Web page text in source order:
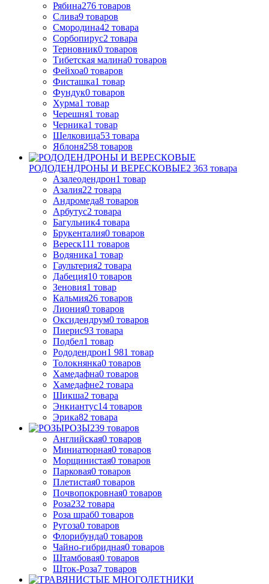
Рябина276 товаров
Слива9 товаров
Смородина42 товара
Сорбопирус2 товара
Терновник0 товаров
Тибетская малина0 товаров
Фейхоа0 товаров
Фисташка1 товар
Фундук0 товаров
Хурма1 товар
Черешня1 товар
Черника1 товар
Шелковица53 товара
Яблоня258 товаров
РОДОДЕНДРОНЫ И ВЕРЕСКОВЫЕ2 363 товара
Азалеодендрон1 товар
Азалия22 товара
Андромеда8 товаров
Арбутус2 товара
Багульник4 товара
Брукенталия0 товаров
Вереск111 товаров
Водяника1 товар
Гаультерия2 товара
Дабеция10 товаров
Зеновия1 товар
Кальмия26 товаров
Лиония0 товаров
Оксидендрум0 товаров
Пиерис93 товара
Подбел1 товар
Рододендрон1 981 товар
Толокнянка0 товаров
Хамедафна0 товаров
Хамедафне2 товара
Шикша2 товара
Энкиантус14 товаров
Эрика82 товара
РОЗЫ239 товаров
Английская0 товаров
Миниатюрная0 товаров
Морщинистая0 товаров
Парковая0 товаров
Плетистая0 товаров
Почвопокровная0 товаров
Роза232 товара
Роза шраб0 товаров
Ругоза0 товаров
Флорибунда0 товаров
Чайно-гибридная0 товаров
Штамбовая0 товаров
Шток-Роза7 товаров